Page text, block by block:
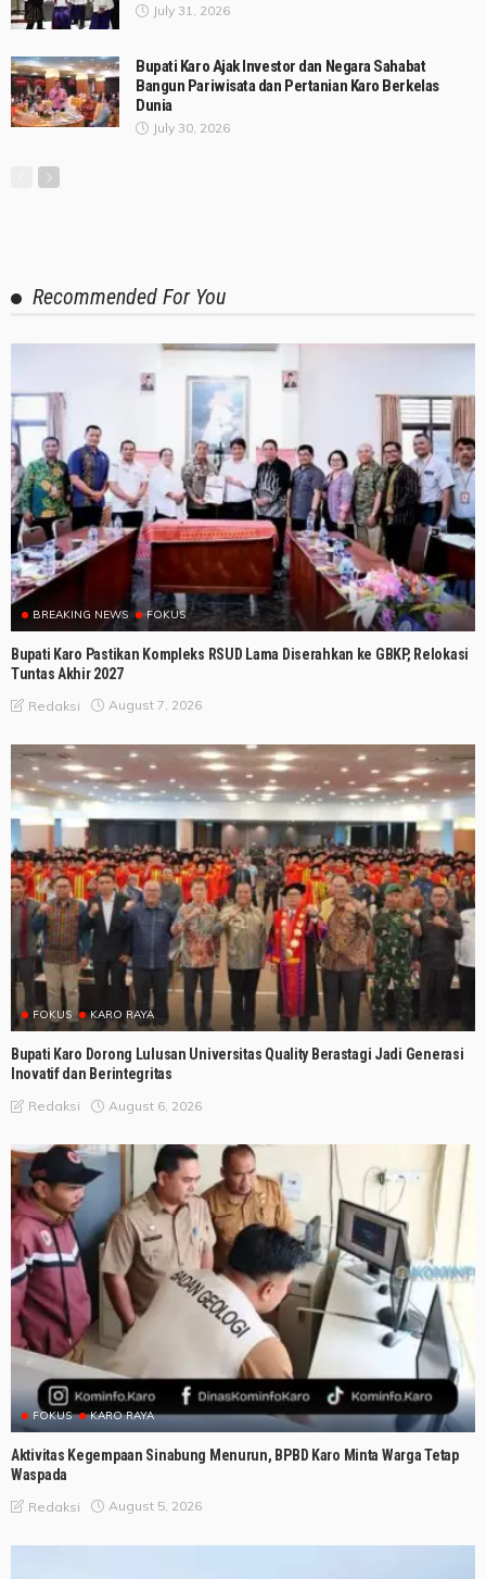
July 31, 2026
Bupati Karo Ajak Investor dan Negara Sahabat
Bangun Pariwisata dan Pertanian Karo Berkelas
Dunia
July 30, 2026
Recommended For You
BREAKING NEWS FOKUS
Bupati Karo Pastikan Kompleks RSUD Lama Diserahkan ke GBKP, Relokasi
Tuntas Akhir 2027
Redaksi August 7, 2026
FOKUS KARO RAYA
Bupati Karo Dorong Lulusan Universitas Quality Berastagi Jadi Generasi
Inovatif dan Berintegritas
Redaksi August 6, 2026
FOKUS KARO RAYA
Aktivitas Kegempaan Sinabung Menurun, BPBD Karo Minta Warga Tetap
Waspada
Redaksi August 5, 2026